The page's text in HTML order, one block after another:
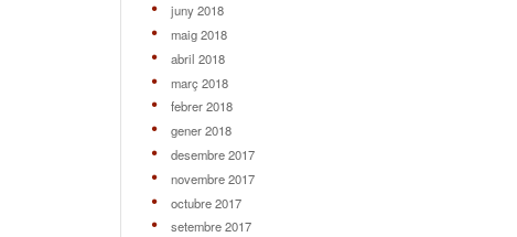
juny 2018
maig 2018
abril 2018
març 2018
febrer 2018
gener 2018
desembre 2017
novembre 2017
octubre 2017
setembre 2017